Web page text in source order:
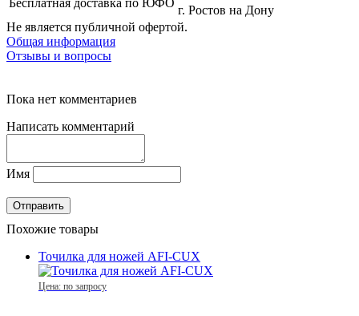
Бесплатная доставка по ЮФО
г. Ростов на Дону
Не является публичной офертой.
Общая информация
Отзывы и вопросы
Пока нет комментариев
Написать комментарий
Имя
Похожие товары
Точилка для ножей AFI-CUX
Цена: по запросу